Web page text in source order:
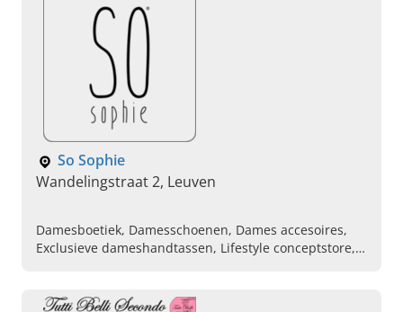
So Sophie
Wandelingstraat 2, Leuven
Damesboetiek, Damesschoenen, Dames accesoires,
Exclusieve dameshandtassen, Lifestyle conceptstore,
Dameskledingzaak